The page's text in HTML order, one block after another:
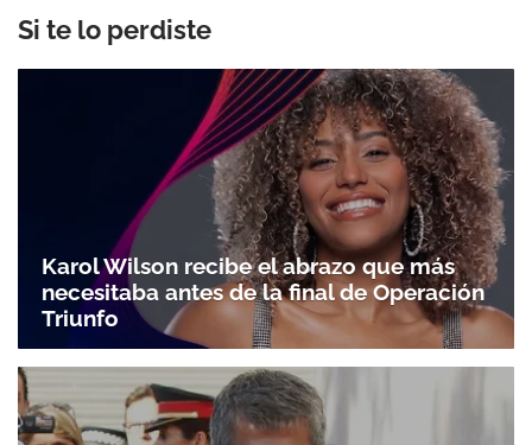
Si te lo perdiste
Karol Wilson recibe el abrazo que más
necesitaba antes de la final de Operación
Triunfo